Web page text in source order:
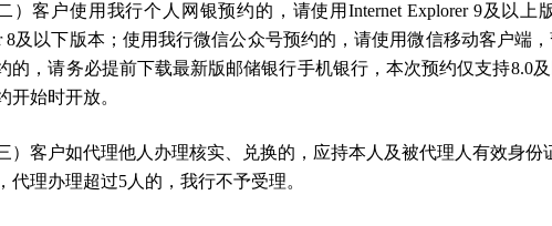
二）客户使用我行个人网银预约的，请使用Internet Explorer 9及以
8及以下版本；使用我行微信公众号预约的，请使用微信移动客户端
的，请务必提前下载最新版邮储银行手机银行，本次预约仅支持8.0
开始时开放。
三）客户如代理他人办理核实、兑换的，应持本人及被代理人有效身
代理办理超过5人的，我行不予受理。